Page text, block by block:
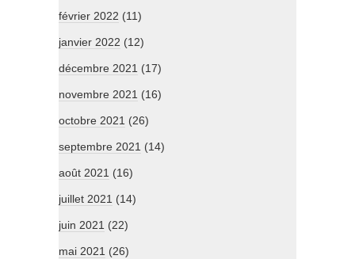
février 2022 (11)
janvier 2022 (12)
décembre 2021 (17)
novembre 2021 (16)
octobre 2021 (26)
septembre 2021 (14)
août 2021 (16)
juillet 2021 (14)
juin 2021 (22)
mai 2021 (26)